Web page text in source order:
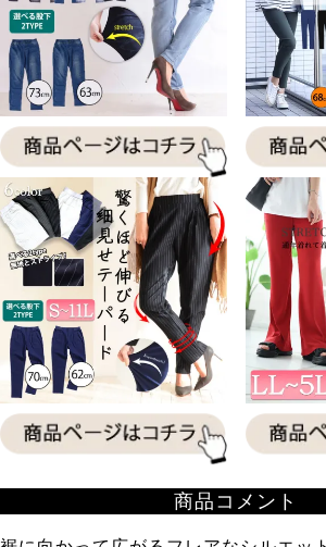
商品ペー
商品ペー
商品コメント